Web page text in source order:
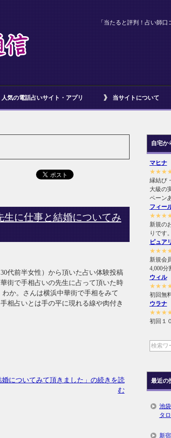
「当たると評判！占い師
人気の電話占いサイト・アプリ 当サイトについて
に仕事と結婚についてみ
代前半女性）から頂いた占い体験投稿
街で手相占いの先生に占って頂いた時
わか。さんは横浜中華街で手相をみて
相占いとは手の平に現れる線や肉付き
についてみて頂きました」の続きを読
む
自宅か
マヒナ
縁結び
大級の
ペーン
フィー
新規の
りです。
ピュア
新規会
4,000分
ウィル
初回無
ウラナ
初回１
最近の
池
タ
新